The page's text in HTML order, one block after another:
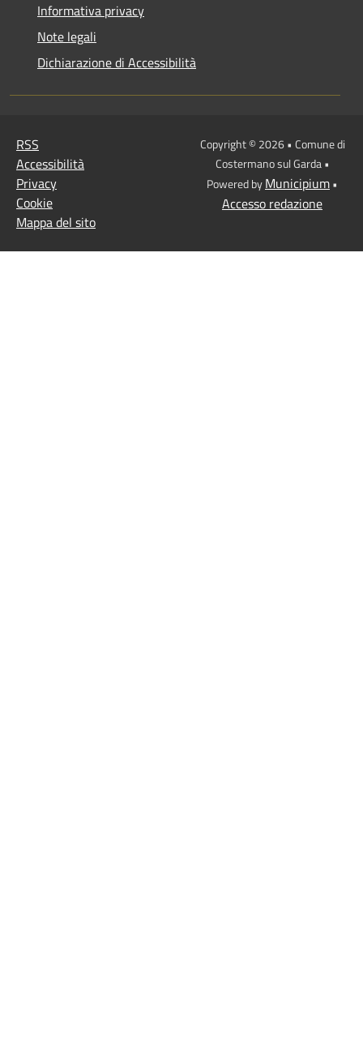
Informativa privacy
Note legali
Dichiarazione di Accessibilità
RSS
Accessibilità
Privacy
Cookie
Mappa del sito
Copyright © 2026 • Comune di
Costermano sul Garda •
Powered byMunicipium•
Accesso redazione